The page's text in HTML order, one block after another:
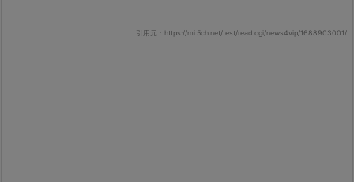
引用元：https://mi.5ch.net/test/read.cgi/news4vip/1688903001/